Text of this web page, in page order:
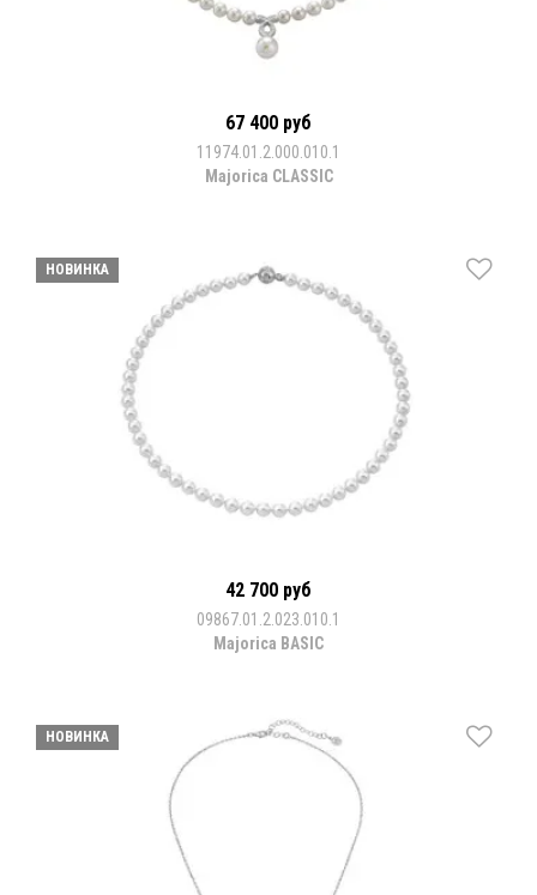
67 400 руб
11974.01.2.000.010.1
Majorica CLASSIC
НОВИНКА
42 700 руб
09867.01.2.023.010.1
Majorica BASIC
НОВИНКА